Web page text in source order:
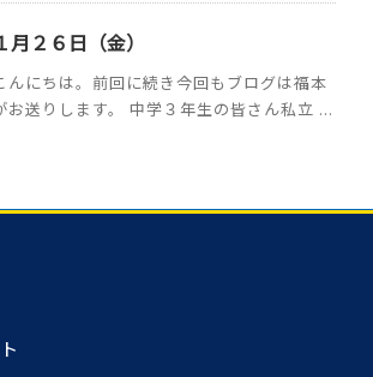
月２６日（金）
んにちは。前回に続き今回もブログは福本
お送りします。 中学３年生の皆さん私立 ...